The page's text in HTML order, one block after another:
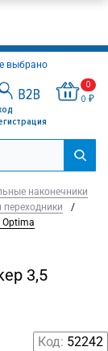
выбрано
0
0 ₽
наконечники
/
Optima
3,5
Код: 52242